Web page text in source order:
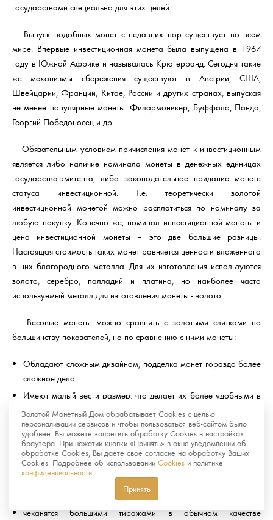
государствами специально для этих целей.
Выпуск подобных монет с недавних пор существует во всем
мире. Впервые инвестиционная монета была выпущена в 1967
году в Южной Африке и называлась Крюгерранд. Сегодня такие
же механизмы сбережения существуют в Австрии, США,
Швейцарии, Франции, Китае, России и других странах, выпуская
не менее популярные монеты: Филармоникер, Буффало, Панда,
Георгий Победоносец и др.
Обязательным условием причисления монет к инвестиционным
является либо наличие номинала монеты в денежных единицах
государства-эмитента, либо законодательное придание монете
статуса инвестиционной. Т.е. теоретически золотой
инвестиционной монетой можно расплатиться по номиналу за
любую покупку. Конечно же, номинал инвестиционной монеты и
цена инвестиционной монеты – это две большие разницы.
Настоящая стоимость таких монет равняется ценности вложенного
в них благородного металла. Для их изготовления используются
золото, серебро, палладий и платина, но наиболее часто
используемый металл для изготовления монеты - золото.
Весовые монеты можно сравнить с золотыми слитками по
большинству показателей, но по сравнению с ними монеты:
Обладают сложным дизайном, подделка монет гораздо более
сложное дело.
Имеют малый вес и размер, что делает их более удобными в
хранении и реализации.
Памятные и инвестиционные монеты отличаются тем, что
вторые:
не пользуются большим спросом у нумизматов
не имеют художественной ценности
чеканятся большими тиражами в обычном качестве
Золотой Монетный Дом обрабатывает Cookies с целью
персонализации сервисов и чтобы пользоваться веб-сайтом было
удобнее. Вы можете запретить обработку Cookies в настройках
браузера. При нажатии кнопки «Принять» в окне-уведомлении об
обработке Cookies, Вы даете свое согласие на обработку Ваших
Cookies. Подробнее об использовании Cookies и политике
конфиденциальности
Принять